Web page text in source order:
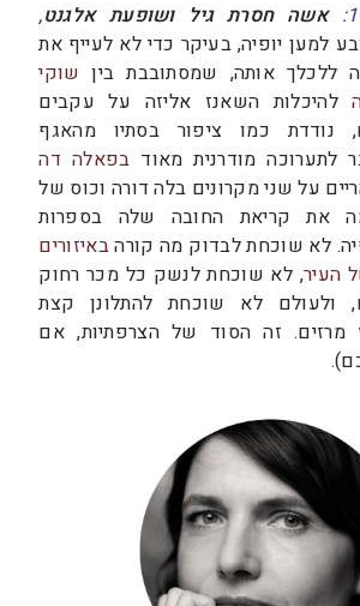
אשה חסרת גיל ושופעת אלגנט,
למען יופיה, בעיקר כדי לא לעייף את
ללכלך אותה, שמסתובבת בין שוקי
להיכלות השאנז אליזה על עקבים
נודדת כמו ציפור בסתיו מהאגף
לתערוכה מודרנית מאוד בפאלה דה
על שני מקרונים בלה דורה וכוס של
את קריאת החובה שלה בספרות
לא שוכחת לבדוק מה קורהבאיזורים
העיר, לא שוכחת לנשק כל מכר רחוק
ולעולם לא שוכחת להתלונן קצת
מרזים. זה הסוד של הצרפתיות, אם